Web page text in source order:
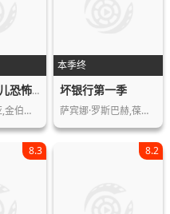
酷与惧：酷儿恐怖片的历史第一季
丽亚·德拉利亚,金伯莉·皮尔斯,B.J.…
本季终
坏银行第一季
萨宾娜·罗斯巴赫,葆拉·贝尔,巴里·阿…
8.3 8.2